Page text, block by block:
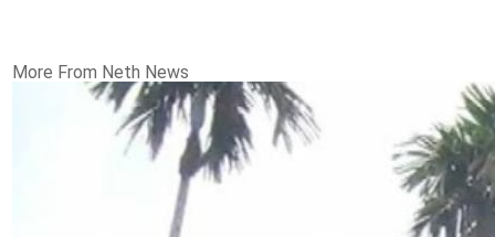
More From Neth News